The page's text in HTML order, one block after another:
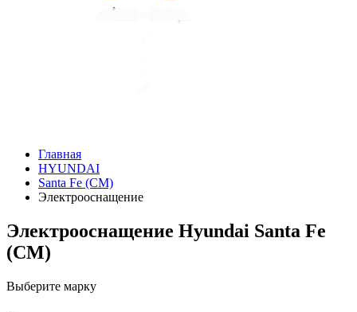
Главная
HYUNDAI
Santa Fe (CM)
Электрооснащение
Электрооснащение Hyundai Santa Fe
(CM)
Выберите марку